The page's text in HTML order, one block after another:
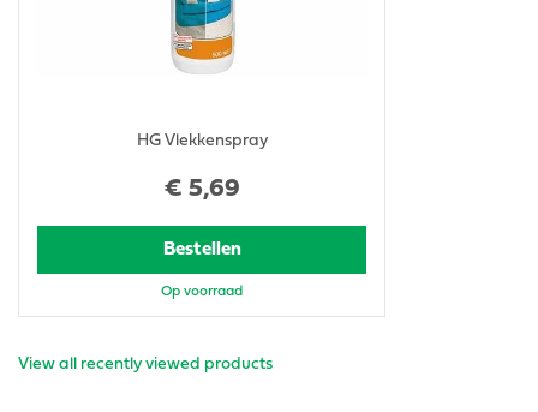
€ 5,69
HG Vlekkenspray
Bestellen
Op voorraad
View all recently viewed products